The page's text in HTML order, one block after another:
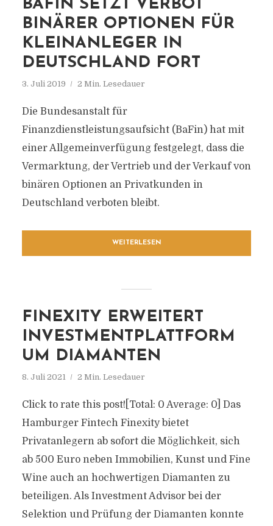
BAFIN SETZT VERBOT
BINÄRER OPTIONEN FÜR
KLEINANLEGER IN
DEUTSCHLAND FORT
3. Juli 2019 2 Min. Lesedauer
Die Bundesanstalt für
Finanzdienstleistungsaufsicht (BaFin) hat mit
einer Allgemeinverfügung festgelegt, dass die
Vermarktung, der Vertrieb und der Verkauf von
binären Optionen an Privatkunden in
Deutschland verboten bleibt.
WEITERLESEN
FINEXITY ERWEITERT
INVESTMENTPLATTFORM
UM DIAMANTEN
8. Juli 2021 2 Min. Lesedauer
Click to rate this post![Total: 0 Average: 0] Das
Hamburger Fintech Finexity bietet
Privatanlegern ab sofort die Möglichkeit, sich
ab 500 Euro neben Immobilien, Kunst und Fine
Wine auch an hochwertigen Diamanten zu
beteiligen. Als Investment Advisor bei der
Selektion und Prüfung der Diamanten konnte